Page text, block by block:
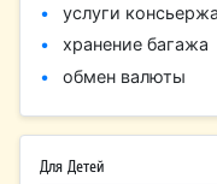
услуги консьержа
хранение багажа
обмен валюты
Для Детей